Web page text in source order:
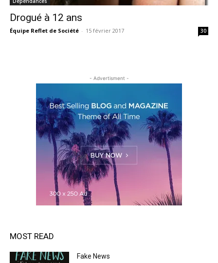
Drogué à 12 ans
Équipe Reflet de Société - 15 février 2017 30
- Advertisment -
MOST READ
Fake News